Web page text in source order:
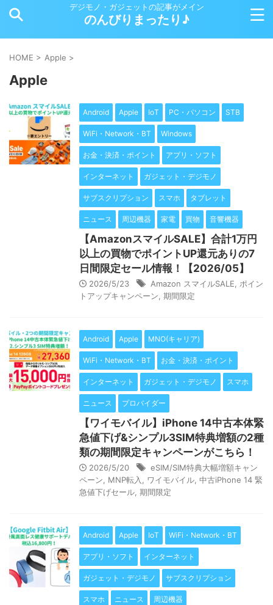
デジモノ・ガジェットの記事がメイン
のんびりまったり♪
HOME > Apple >
Apple
Android Apple IoT PC・パソコン STB
WiFi・Network・BT Windows
お金・決済・ポイント アプリ・ソフト
インターネット ガジェット・デジモノ
サブスクリプション スマホ タブレット
ニュース 周辺機器 家電 買物 音響機器
【AmazonスマイルSALE】合計1万円
以上の買物でポイントUP還元ありの7
日間限定セール情報！【2026/05】
2026/5/23 Amazon スマイルSALE
ポイン
トアップキャンペーン 期間限定
Android Apple MNO(キャリア)
WiFi・Network・BT お金・決済・ポイント
インターネット ガジェット・デジモノ スマホ
ニュース プロバイダー
【ワイモバイル】iPhone 14中古本体緊
急値下げ&シンプル3SIM特典増額の2種
類の期間限定キャンペーンがこちら！
2026/5/20
eSIM/SIM特典大幅増額キャン
ペーン
MNP転入 ワイモバイル 中古iPhone 14 緊
急値下げセール 期間限定
Android Apple IoT WiFi・Network・BT
アプリ・ソフト インターネット
ガジェット・デジモノ サブスクリプション
スマホ ニュース 周辺機器